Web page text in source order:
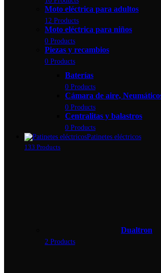
Moto eléctrica para adultos
12 Products
Moto eléctrica para niños
0 Products
Piezas y recambios
0 Products
Baterías
0 Products
Cámara de aire,
0 Products
Centralitas y balastros
0 Products
Patinetes eléctricos
133 Products
Dualtron
2 Products